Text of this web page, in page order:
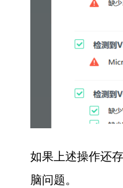
如果上述操作还
脑问题。